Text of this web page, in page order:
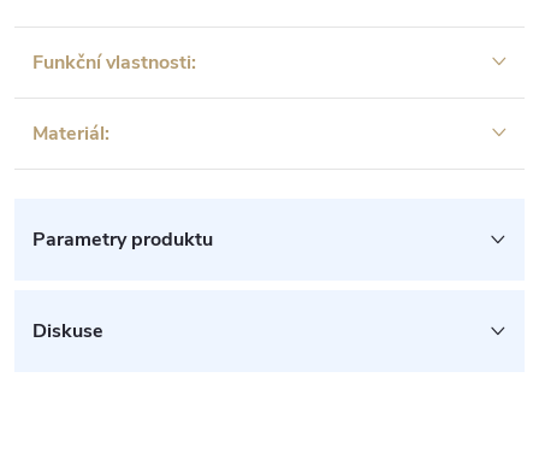
Funkční vlastnosti:
Materiál:
Parametry produktu
Diskuse